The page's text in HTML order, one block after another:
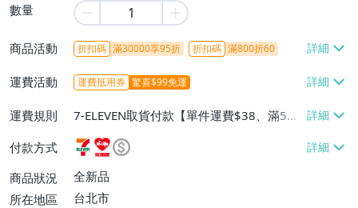
數量
商品活動 折扣碼 滿30000享95折 折扣碼 滿800折60
運費活動 運費抵用券 驚喜$99免運
運費規則
7-ELEVEN取貨付款【單件運費$38、滿5件
或消費滿$1298免運費】、7-ELEVEN取貨
不付款【免運費】、萊爾富取貨付款【單件
運費$60、滿5件或消費滿$1298免運
費】、宅配/貨運【單件運費$120、滿5件
付款方式
商品狀況
全新品
所在地區
台北市